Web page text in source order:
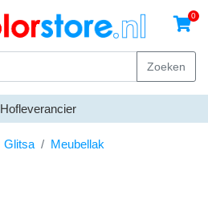
0
Zoeken
Hofleverancier
Glitsa Meubellak